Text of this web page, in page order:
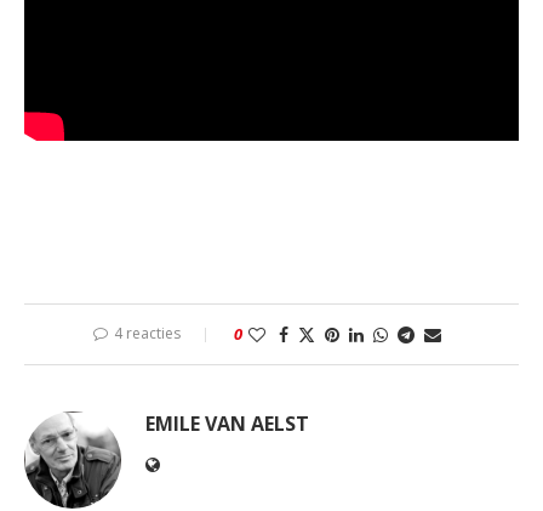
4 reacties 0
EMILE VAN AELST